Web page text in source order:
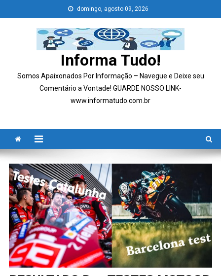
to
domingo, agosto 09, 2026
Informa Tudo!
Somos Apaixonados Por Informação – Navegue e Deixe seu
Comentário a Vontade! GUARDE NOSSO LINK-
www.informatudo.com.br